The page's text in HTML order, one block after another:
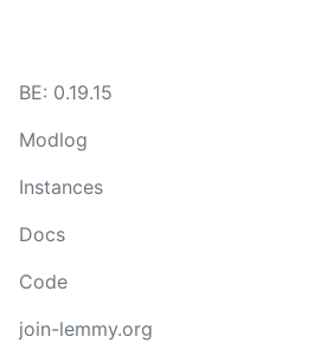
BE: 0.19.15
Modlog
Instances
Docs
Code
join-lemmy.org